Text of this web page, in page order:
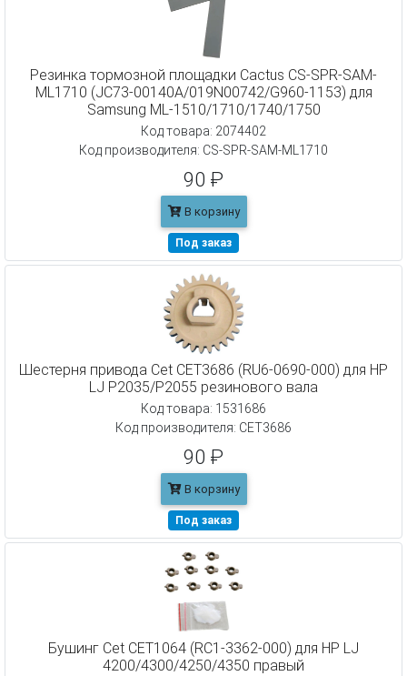
Резинка тормозной площадки Cactus CS-SPR-SAM-
ML1710 (JC73-00140A/019N00742/G960-1153) для
Samsung ML-1510/1710/1740/1750
Код товара: 2074402
Код производителя: CS-SPR-SAM-ML1710
90 ₽
В корзину
Под заказ
Шестерня привода Cet CET3686 (RU6-0690-000) для HP
LJ P2035/P2055 резинового вала
Код товара: 1531686
Код производителя: CET3686
90 ₽
В корзину
Под заказ
Бушинг Cet CET1064 (RC1-3362-000) для HP LJ
4200/4300/4250/4350 правый